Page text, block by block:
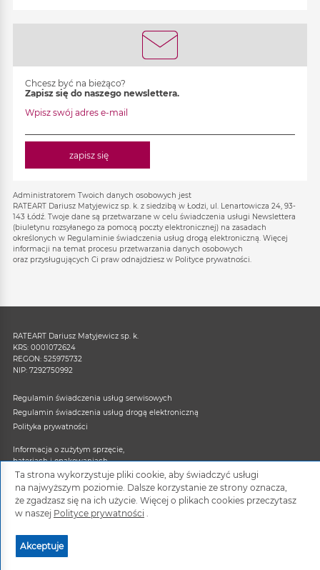
Chcesz być na bieżąco?
Zapisz się do naszego newslettera.
Wpisz swój adres e-mail
zapisz się
Administratorem Twoich danych osobowych jest
RATEART Dariusz Matyjewicz sp. k. z siedzibą w Łodzi, ul. Lenartowicza 24, 93-
143 Łódź. Twoje dane są przetwarzane w celu świadczenia usługi Newslettera
(biuletynu rozsyłanego za pomocą poczty elektronicznej) na zasadach
określonych w Regulaminie świadczenia usług drogą elektroniczną. Więcej
informacji na temat procesu przetwarzania danych osobowych
oraz przysługujących Ci praw odnajdziesz w Polityce prywatności.
RATEART Dariusz Matyjewicz sp. k.
KRS: 0001072624
REGON: 525975732
NIP: 7292750992
Regulamin świadczenia usług serwisowych
Regulamin świadczenia usług drogą elektroniczną
Polityka prywatności
Informacja o zużytym sprzęcie,
bateriach i opakowaniach
Obserwuj nas na:
©2026RATEART. Wszystkie prawa zastrzeżone.
Ta strona wykorzystuje pliki cookie, aby świadczyć usługi
na najwyższym poziomie. Dalsze korzystanie ze strony oznacza,
że zgadzasz się na ich użycie. Więcej o plikach cookies przeczytasz
w naszej Polityce prywatności .
Akceptuje